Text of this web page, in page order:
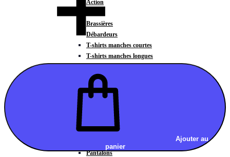
Action
Brassières
Débardeurs
T-shirts manches courtes
T-shirts manches longues
Sweats à capuche
Sweats à capuche zippé
Vestes
BAS
Shorts
Pantalons
Ajouter au
panier